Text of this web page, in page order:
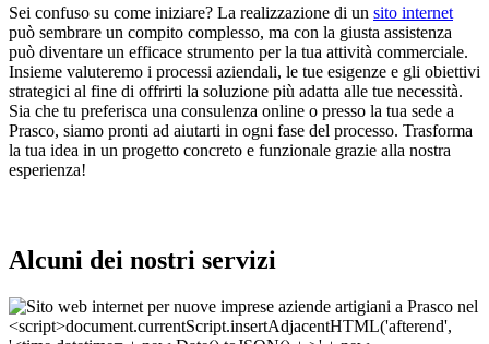
Sei confuso su come iniziare? La realizzazione di un sito internet
può sembrare un compito complesso, ma con la giusta assistenza
può diventare un efficace strumento per la tua attività commerciale.
Insieme valuteremo i processi aziendali, le tue esigenze e gli obiettivi
strategici al fine di offrirti la soluzione più adatta alle tue necessità.
Sia che tu preferisca una consulenza online o presso la tua sede a
Prasco, siamo pronti ad aiutarti in ogni fase del processo. Trasforma
la tua idea in un progetto concreto e funzionale grazie alla nostra
esperienza!
Alcuni dei nostri servizi